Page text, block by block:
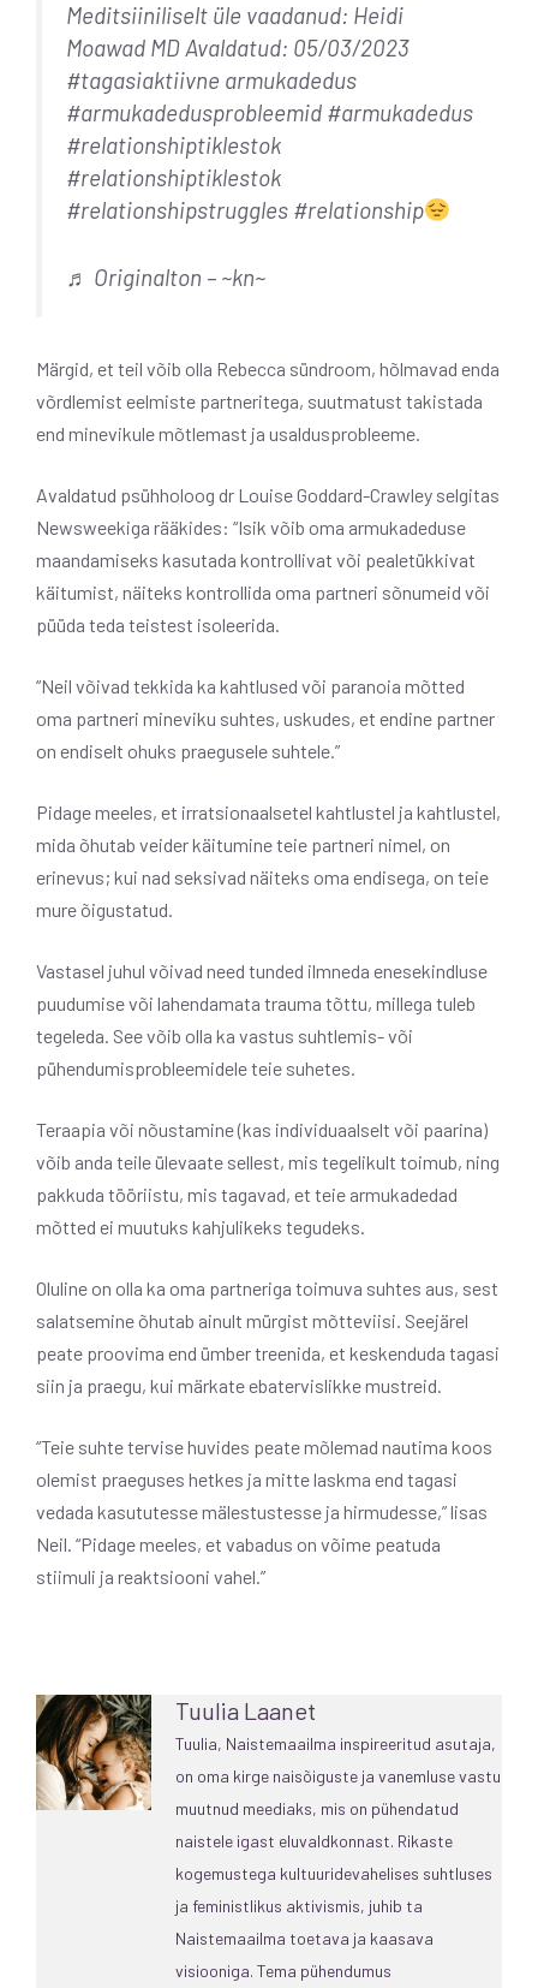
Meditsiiniliselt üle vaadanud: Heidi
Moawad MD Avaldatud: 05/03/2023
#tagasiaktiivne armukadedus
#armukadedusprobleemid #armukadedus
#relationshiptiklestok
#relationshiptiklestok
#relationshipstruggles #relationship
♬ Originalton – ~kn~
Märgid, et teil võib olla Rebecca sündroom, hõlmavad enda
võrdlemist eelmiste partneritega, suutmatust takistada
end minevikule mõtlemast ja usaldusprobleeme.
Avaldatud psühholoog dr Louise Goddard-Crawley selgitas
Newsweekiga rääkides: “Isik võib oma armukadeduse
maandamiseks kasutada kontrollivat või pealetükkivat
käitumist, näiteks kontrollida oma partneri sõnumeid või
püüda teda teistest isoleerida.
“Neil võivad tekkida ka kahtlused või paranoia mõtted
oma partneri mineviku suhtes, uskudes, et endine partner
on endiselt ohuks praegusele suhtele.”
Pidage meeles, et irratsionaalsetel kahtlustel ja kahtlustel,
mida õhutab veider käitumine teie partneri nimel, on
erinevus; kui nad seksivad näiteks oma endisega, on teie
mure õigustatud.
Vastasel juhul võivad need tunded ilmneda enesekindluse
puudumise või lahendamata trauma tõttu, millega tuleb
tegeleda. See võib olla ka vastus suhtlemis- või
pühendumisprobleemidele teie suhetes.
Teraapia või nõustamine (kas individuaalselt või paarina)
võib anda teile ülevaate sellest, mis tegelikult toimub, ning
pakkuda tööriistu, mis tagavad, et teie armukadedad
mõtted ei muutuks kahjulikeks tegudeks.
Oluline on olla ka oma partneriga toimuva suhtes aus, sest
salatsemine õhutab ainult mürgist mõtteviisi. Seejärel
peate proovima end ümber treenida, et keskenduda tagasi
siin ja praegu, kui märkate ebatervislikke mustreid.
“Teie suhte tervise huvides peate mõlemad nautima koos
olemist praeguses hetkes ja mitte laskma end tagasi
vedada kasututesse mälestustesse ja hirmudesse,” lisas
Neil. “Pidage meeles, et vabadus on võime peatuda
stiimuli ja reaktsiooni vahel.”
Tuulia Laanet
Tuulia, Naistemaailma inspireeritud asutaja,
on oma kirge naisõiguste ja vanemluse vastu
muutnud meediaks, mis on pühendatud
naistele igast eluvaldkonnast. Rikaste
kogemustega kultuuridevahelises suhtluses
ja feministlikus aktivismis, juhib ta
Naistemaailma toetava ja kaasava
visiooniga. Tema pühendumus